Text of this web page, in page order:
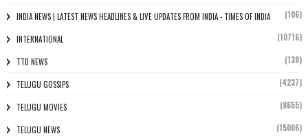
INDIA NEWS | LATEST NEWS HEADLINES & LIVE UPDATES FROM INDIA - TIMES OF INDIA (106)
INTERNATIONAL (10716)
TTD NEWS (138)
TELUGU GOSSIPS (4237)
TELUGU MOVIES (8655)
TELUGU NEWS (15006)